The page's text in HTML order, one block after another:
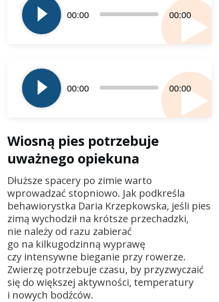
dźwiękowych
00:00 00:00
plików
dźwiękowych
00:00 00:00
Wiosną pies potrzebuje
uważnego opiekuna
Dłuższe spacery po zimie warto
wprowadzać stopniowo. Jak podkreśla
behawiorystka Daria Krzepkowska, jeśli pies
zimą wychodził na krótsze przechadzki,
nie należy od razu zabierać
go na kilkugodzinną wyprawę
czy intensywne bieganie przy rowerze.
Zwierzę potrzebuje czasu, by przyzwyczaić
się do większej aktywności, temperatury
i nowych bodźców.